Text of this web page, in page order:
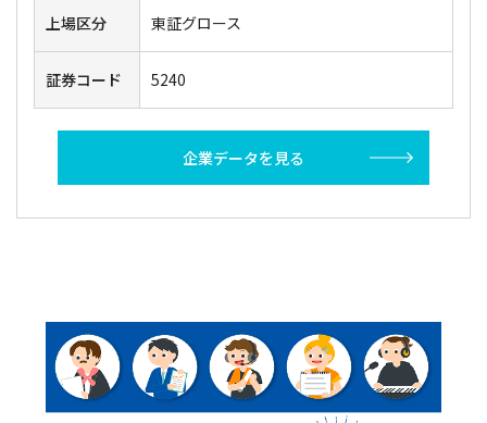
上場区分 東証グロース
証券コード 5240
企業データを見る